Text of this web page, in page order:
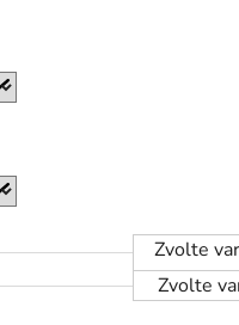
Zvolte
Zvolte